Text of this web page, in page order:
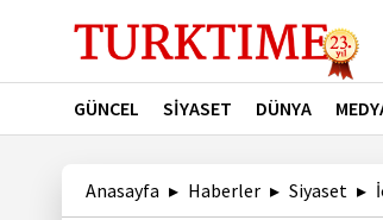
GÜNCEL SİYASET DÜNYA
Anasayfa Haberler Siyaset